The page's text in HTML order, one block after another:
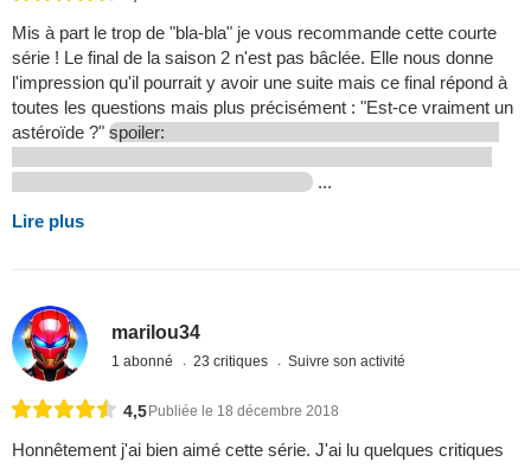
Mis à part le trop de "bla-bla" je vous recommande cette courte
série ! Le final de la saison 2 n'est pas bâclée. Elle nous donne
l'impression qu'il pourrait y avoir une suite mais ce final répond à
toutes les questions mais plus précisément : "Est-ce vraiment un
astéroïde ?" spoiler:
...
Lire plus
marilou34
1 abonné 23 critiques Suivre son activité
4,5 Publiée le 18 décembre 2018
Honnêtement j'ai bien aimé cette série. J'ai lu quelques critiques